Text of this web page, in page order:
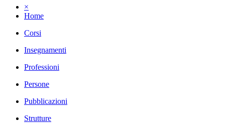
×
Home
Corsi
Insegnamenti
Professioni
Persone
Pubblicazioni
Strutture